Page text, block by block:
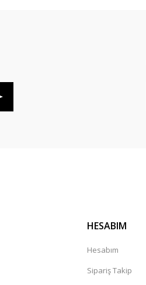
HESABIM
Hesabım
Sipariş Takip